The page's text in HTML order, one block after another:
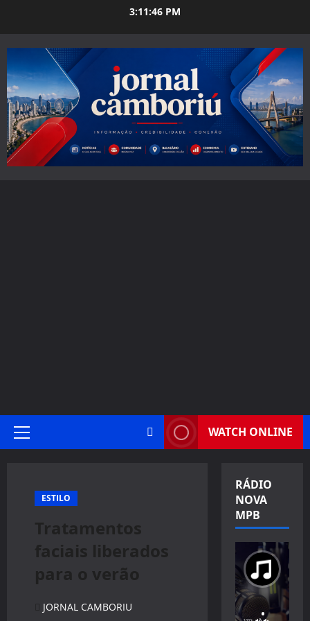
3:11:47 PM
Primary
WATCH ONLINE
ESTILO
Tratamentos
faciais liberados
para o verão
JORNAL CAMBORIU
RÁDIO
NOVA
MPB